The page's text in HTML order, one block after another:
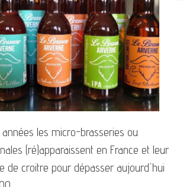
années les micro-brasseries ou
(ré)apparaissent en France et leur
de croitre pour dépasser aujourd'hui